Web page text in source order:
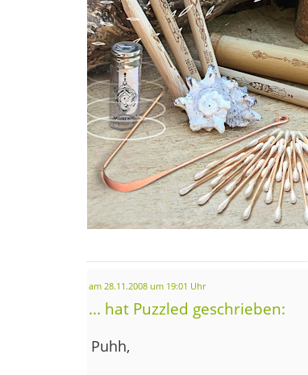
am 28.11.2008 um 19:01 Uhr
... hat Puzzled geschrieben:
Puhh,